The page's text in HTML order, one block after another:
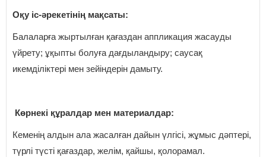
Оқу іс-әрекетінің мақсаты:
Балаларға жыртылған қағаздан аппликация жасауды
үйрету; ұқыпты болуға дағдыландыру; саусақ
икемділіктері мен зейіндерін дамыту.
Көрнекі құралдар мен материалдар:
Кеменің алдын ала жасалған дайын үлгісі, жұмыс дәптері,
түрлі түсті қағаздар, желім, қайшы, қолорамал.